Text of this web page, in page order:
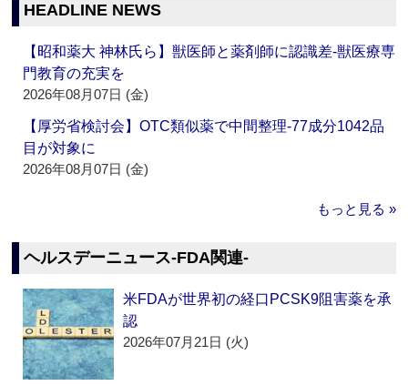
HEADLINE NEWS
【昭和薬大 神林氏ら】獣医師と薬剤師に認識差‐獣医療専
門教育の充実を
2026年08月07日 (金)
【厚労省検討会】OTC類似薬で中間整理‐77成分1042品
目が対象に
2026年08月07日 (金)
もっと見る »
ヘルスデーニュース‐FDA関連‐
米FDAが世界初の経口PCSK9阻害薬を承
認
2026年07月21日 (火)